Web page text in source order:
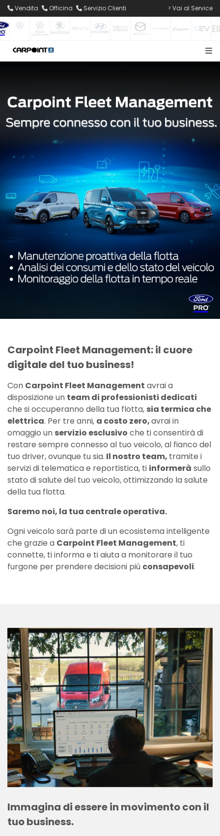
Vendita Officina Servizio Clienti > Vai al Service
Carpoint Fleet Management: il cuore
digitale del tuo business!
Con Carpoint Fleet Management avrai a
disposizione un team di professionisti dedicati
che si occuperanno della tua flotta, sia termica che
elettrica. Per tre anni, a costo zero,avrai in
omaggio un servizio esclusivo che ti consentirà di
restare sempre connesso al tuo veicolo, al fianco del
tuo driver, ovunque tu sia. Il nostro team, tramite i
servizi di telematica e reportistica, ti informerà sullo
stato di salute del tuo veicolo, ottimizzando la salute
della tua flotta.
Saremo noi, la tua centrale operativa.
Ogni veicolo sarà parte di un ecosistema intelligente
che grazie a Carpoint Fleet Management, ti
connette, ti informa e ti aiuta a monitorare il tuo
furgone per prendere decisioni più consapevoli.
Immagina di essere in movimento con il
tuo business.